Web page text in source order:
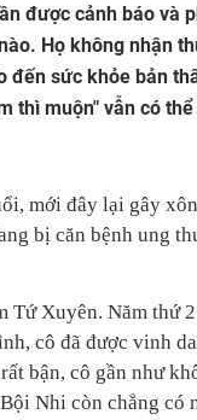
được cảnh báo và
Họ không nhận
đến sức khỏe bản
thì muộn" vẫn có
mới đây lại gây
bị căn bệnh ung
Xuyên. Năm thứ
cô đã được vinh
bận, cô gần như
Nhi còn chẳng có